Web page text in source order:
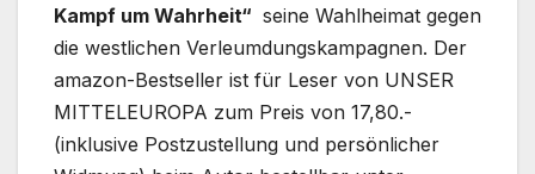
Kampf um Wahrheit“ seine Wahlheimat gegen
die westlichen Verleumdungskampagnen. Der
amazon-Bestseller ist für Leser von UNSER
MITTELEUROPA zum Preis von 17,80.-
(inklusive Postzustellung und persönlicher